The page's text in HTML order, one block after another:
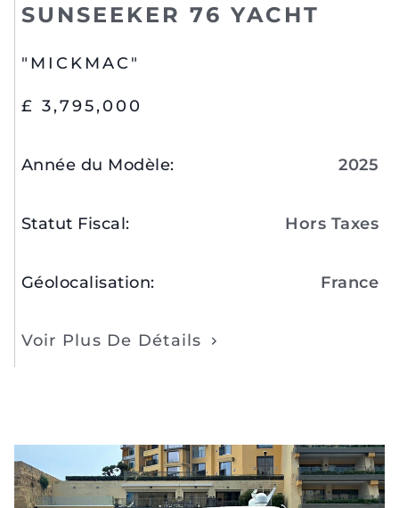
SUNSEEKER 76 YACHT
"MICKMAC"
£ 3,795,000
Année du Modèle: 2025
Statut Fiscal: Hors Taxes
Géolocalisation: France
Voir Plus De Détails